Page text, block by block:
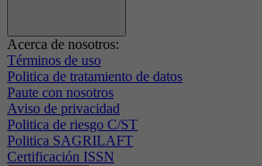
Acerca de nosotros:
Términos de uso
Politica de tratamiento de datos
Paute con nosotros
Aviso de privacidad
Politica de riesgo C/ST
Politica SAGRILAFT
Certificación ISSN